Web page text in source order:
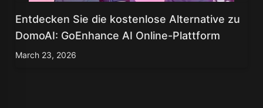
Entdecken Sie die kostenlose Alternative zu
DomoAI: GoEnhance AI Online-Plattform
March 23, 2026